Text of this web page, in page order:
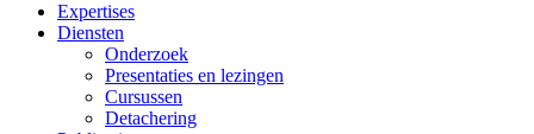
Expertises
Diensten
Onderzoek
Presentaties en lezingen
Cursussen
Detachering